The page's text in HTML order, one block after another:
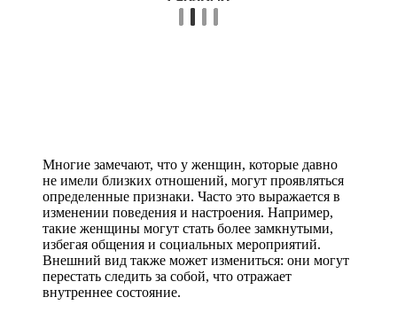
Многие замечают, что у женщин, которые давно
не имели близких отношений, могут проявляться
определенные признаки. Часто это выражается в
изменении поведения и настроения. Например,
такие женщины могут стать более замкнутыми,
избегая общения и социальных мероприятий.
Внешний вид также может измениться: они могут
перестать следить за собой, что отражает
внутреннее состояние.